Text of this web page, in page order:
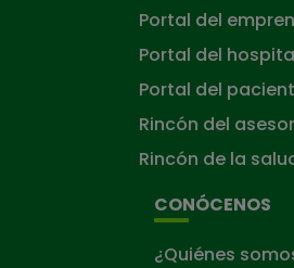
Portal del
Portal del
Portal del
Rincón del asesor
Rincón de la
CONÓCENOS
¿Quiénes